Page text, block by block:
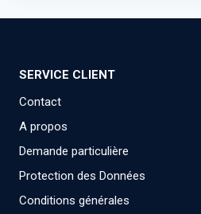
SERVICE CLIENT
Contact
A propos
Demande particulière
Protection des Données
Conditions générales